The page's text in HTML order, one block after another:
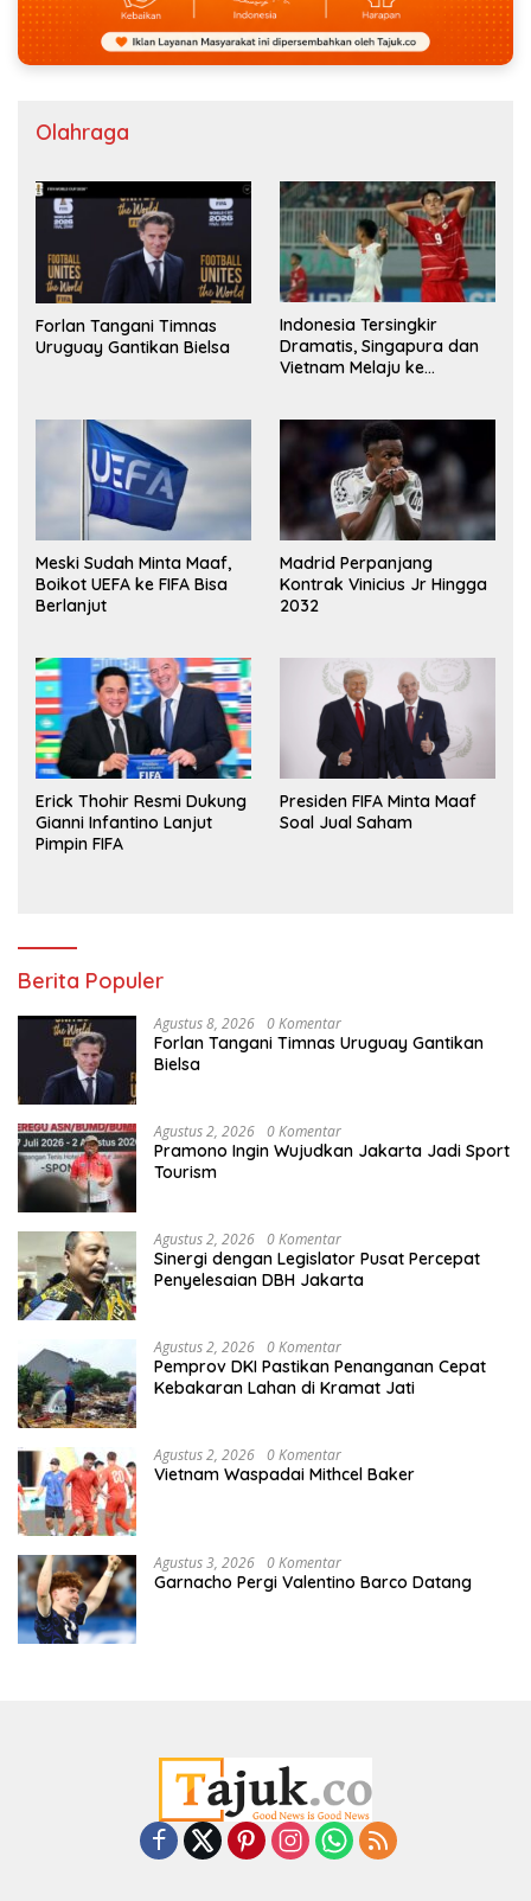
Olahraga
Forlan Tangani Timnas
Uruguay Gantikan Bielsa
Indonesia Tersingkir
Dramatis, Singapura dan
Vietnam Melaju ke
Meski Sudah Minta Maaf,
Boikot UEFA ke FIFA Bisa
Berlanjut
Madrid Perpanjang
Kontrak Vinicius Jr Hingga
2032
Erick Thohir Resmi Dukung
Gianni Infantino Lanjut
Pimpin FIFA
Presiden FIFA Minta Maaf
Soal Jual Saham
Berita Populer
Agustus 8, 2026 0 Komentar
Forlan Tangani Timnas Uruguay Gantikan
Bielsa
Agustus 2, 2026 0 Komentar
Pramono Ingin Wujudkan Jakarta Jadi Sport
Tourism
Agustus 2, 2026 0 Komentar
Sinergi dengan Legislator Pusat Percepat
Penyelesaian DBH Jakarta
Agustus 2, 2026 0 Komentar
Pemprov DKI Pastikan Penanganan Cepat
Kebakaran Lahan di Kramat Jati
Agustus 2, 2026 0 Komentar
Vietnam Waspadai Mithcel Baker
Agustus 3, 2026 0 Komentar
Garnacho Pergi Valentino Barco Datang